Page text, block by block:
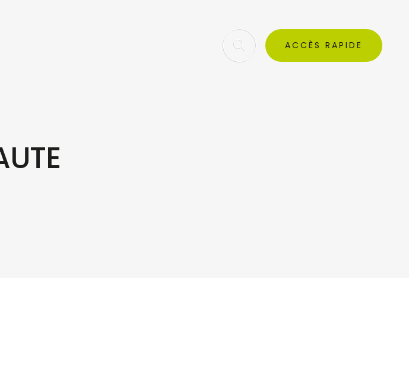
ACCÈS RAPIDE